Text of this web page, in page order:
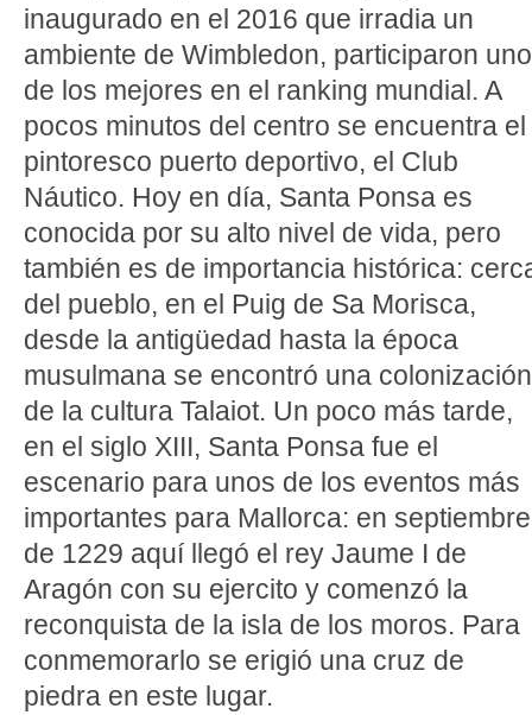
inaugurado en el 2016 que irradia un
ambiente de Wimbledon, participaron
de los mejores en el ranking mundial. A
pocos minutos del centro se encuentra el
pintoresco puerto deportivo, el Club
Náutico. Hoy en día, Santa Ponsa es
conocida por su alto nivel de vida, pero
también es de importancia histórica:
del pueblo, en el Puig de Sa Morisca,
desde la antigüedad hasta la época
musulmana se encontró una colonización
de la cultura Talaiot. Un poco más tarde,
en el siglo XIII, Santa Ponsa fue el
escenario para unos de los eventos más
importantes para Mallorca: en septiembre
de 1229 aquí llegó el rey Jaume I de
Aragón con su ejercito y comenzó la
reconquista de la isla de los moros. Para
conmemorarlo se erigió una cruz de
piedra en este lugar.